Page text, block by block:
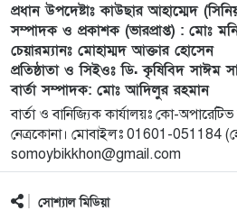
বি এনপি নেতা কে মারধর
আসামি করে থানায় অভিযোগ। ‎
১০
পানছড়িতে শিক্ষা ও ধর্মীয়
প্রদান
১১
সবুজায়নে সেনাবাহিনীর
খাগড়াছড়িতে ৩৫ হাজার চারা
১২
প্রধান উপদেষ্টাঃ কাউছার আহাম্মেদ
সম্পাদক ও প্রকাশক (ভারপ্রাপ্ত) : মোঃ
চেয়ারম্যানঃ মোহাম্মদ আক্তার হোসেন
প্রতিষ্ঠাতা ও সিইওঃ ডি. কৃষিবিদ সাঈম
বার্তা সম্পাদক: মোঃ আদিলুর রহমান
বার্তা ও বানিজ্যিক কার্যালয়ঃ কো-
নেত্রকোনা। মোবাইলঃ 01601-051184
somoybikkhon@gmail.com
সোশ্যাল মিডিয়া